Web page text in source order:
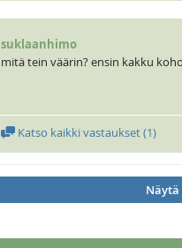
suklaanhimo
mitä tein väärin? ensin kakku
Katso kaikki vastaukset (1)